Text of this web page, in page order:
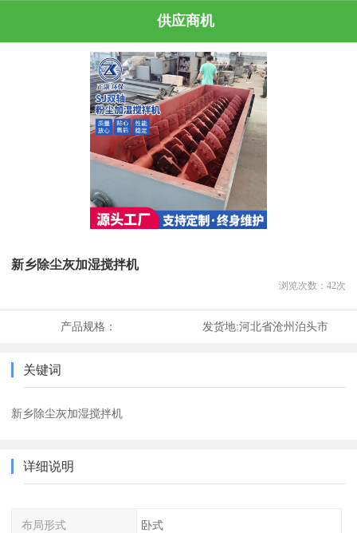
供应商机
新乡除尘灰加湿搅拌机
浏览次数： 42次
产品规格： 发货地:河北省沧州泊头市
关键词
新乡除尘灰加湿搅拌机
详细说明
布局形式 卧式